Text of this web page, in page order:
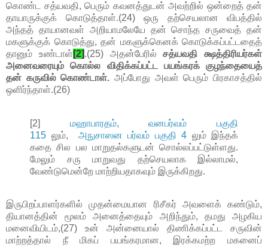
கொண்ட சத்யவதி, பெரும் கவனத்துடன் அவற்றில் ஒன்றைத் தன்
தாயாருக்குக் கொடுத்தாள்.(24) ஒரு தற்செயலான விபத்தில்
அந்தத் தாயானவள் அறியாமலேயே தன் சொந்த சருவைத் தன்
மகளுக்குக் கொடுத்து, தன் மகளுக்கெனக் கொடுக்கப்பட்டதைத்
தானும் உண்டாள் [2].(25) அதன்பேரில்சத்யவதி க்ஷத்திரியர்கள்
அனைவரையும் கொல்ல விதிக்கப்பட்ட பயங்கரக் குழந்தையைத்
தன் கருவில் கொண்டாள். அப்போது அவள் பெரும் பிரகாசத்தில்
ஒளிர்ந்தாள்.(26)
[2] மஹாபாரதம், வனபர்வம் பகுதி
115 லும், அநுசாஸன பர்வம் பகுதி 4 லும் இந்தக்
கதை சில பல மாறுதல்களுடன் சொல்லப்பட்டுள்ளது.
மேலும் சரு மாறுவது தற்செயலாக இல்லாமல்,
வேண்டுமென்றே மாற்றியதாகவும் இருக்கிறது.
இருபிறப்பாளர்களில் முதன்மையான ரிசீகர் அவளைக் கண்டும்,
தியானத்தின் மூலம் அனைத்தையும் அறிந்தும், தமது அழகிய
மனைவியிடம்,(27) உன் அன்னையால் திணிக்கப்பட்ட சருவின்
மாற்றத்தால் நீ மிகப் பயங்கரமான, இரக்கமற்ற மகனைப்